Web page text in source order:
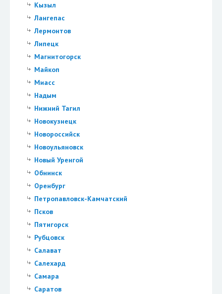
Кызыл
Лангепас
Лермонтов
Липецк
Магнитогорск
Майкоп
Миасс
Надым
Нижний Тагил
Новокузнецк
Новороссийск
Новоульяновск
Новый Уренгой
Обнинск
Оренбург
Петропавловск-Камчатский
Псков
Пятигорск
Рубцовск
Салават
Салехард
Самара
Саратов